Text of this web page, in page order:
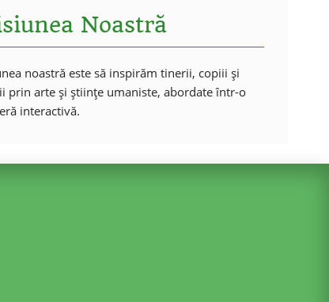
Noastră
noastră este să inspirăm tinerii, copiii și
prin arte și științe umaniste, abordate într-o
interactivă.